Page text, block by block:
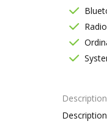
Description